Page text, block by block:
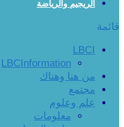
الريجيم والرياضة
قائمة
LBCI
LBCInformation
من هنا وهناك
مجتمع
علم وعلوم
معلومات